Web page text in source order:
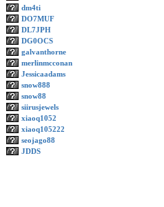
dm4ti
DO7MUF
DL7JPH
DG0OCS
galvanthorne
merlinmcconan
Jessicaadams
snow888
snow88
siirusjewels
xiaoq1052
xiaoq105222
seojago88
JDDS